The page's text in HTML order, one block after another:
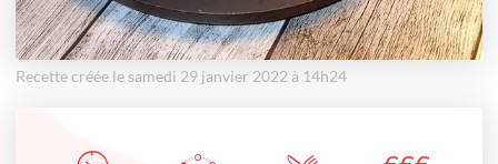
Recette créée le samedi 29 janvier 2022 à 14h24